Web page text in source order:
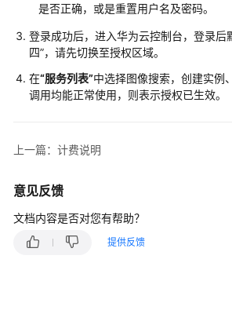
是否正确，或是重置用户名及密码。
登录成功后，进入华为云控制台，登录后
四”，请先切换至授权区域。
在“服务列表”中选择图像搜索，创建实例
调用均能正常使用，则表示授权已生效。
上一篇：计费说明
意见反馈
文档内容是否对您有帮助？
提供反馈